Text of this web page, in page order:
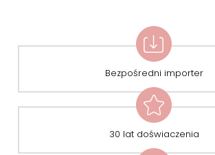
Bezpośredni importer
30 lat doświaczenia